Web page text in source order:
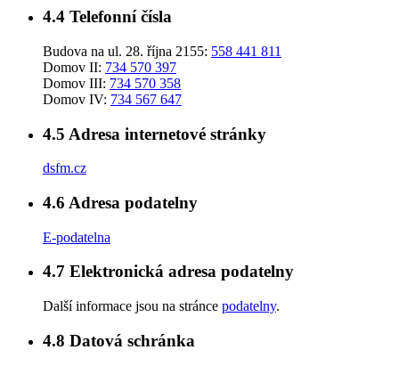
4.4 Telefonní čísla
Budova na ul. 28. října 2155: 558 441 811
Domov II: 734 570 397
Domov III: 734 570 358
Domov IV: 734 567 647
4.5 Adresa internetové stránky
dsfm.cz
4.6 Adresa podatelny
E-podatelna
4.7 Elektronická adresa podatelny
Další informace jsou na stránce podatelny.
4.8 Datová schránka